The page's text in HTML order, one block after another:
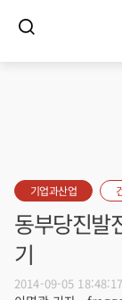
기업과산업
동부당진발
기
2014-09-05 18:48:17